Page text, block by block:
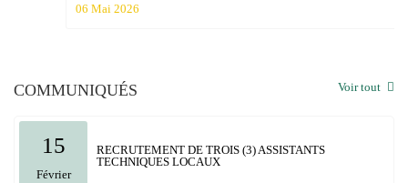
06 Mai 2026
COMMUNIQUÉS Voir tout
15
Février
RECRUTEMENT DE TROIS (3) ASSISTANTS
TECHNIQUES LOCAUX